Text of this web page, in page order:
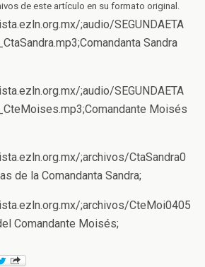
de este artículo en su formato original.
;audio/SEGUNDAETA
Sandra
;audio/SEGUNDAETA
Moisés
;archivos/CtaSandra0
de la Comandanta Sandra;
;archivos/CteMoi0405
Comandante Moisés;